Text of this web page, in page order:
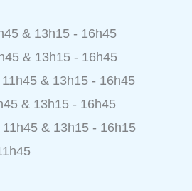
& 13h15 - 16h45
& 13h15 - 16h45
& 13h15 - 16h45
& 13h15 - 16h45
& 13h15 - 16h15